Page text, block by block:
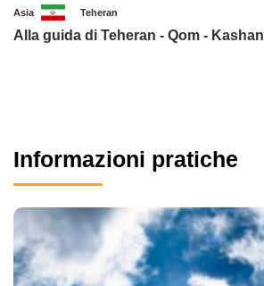
Asia Teheran
Alla guida di Teheran - Qom - Kashan
Informazioni pratiche